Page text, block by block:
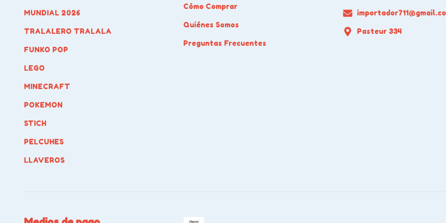
MUNDIAL 2026
TRALALERO TRALALA
FUNKO POP
LEGO
MINECRAFT
POKEMON
STICH
PELCUHES
LLAVEROS
Cómo Comprar
Quiénes Somos
Preguntas Frecuentes
Pasteur 334